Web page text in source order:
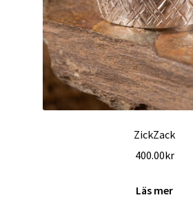
ZickZack
400.00kr
Läs mer